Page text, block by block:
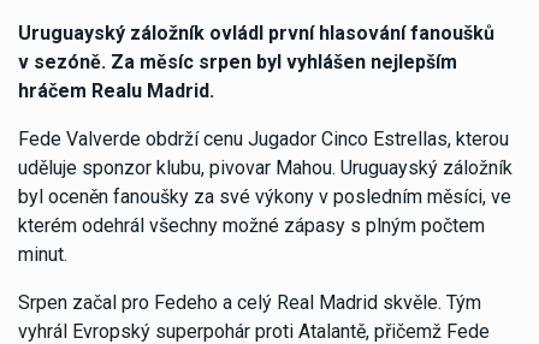
Uruguayský záložník ovládl první hlasování fanoušků
v sezóně. Za měsíc srpen byl vyhlášen nejlepším
hráčem Realu Madrid.
Fede Valverde obdrží cenu Jugador Cinco Estrellas, kterou
uděluje sponzor klubu, pivovar Mahou. Uruguayský záložník
byl oceněn fanoušky za své výkony v posledním měsíci, ve
kterém odehrál všechny možné zápasy s plným počtem
minut.
Srpen začal pro Fedeho a celý Real Madrid skvěle. Tým
vyhrál Evropský superpohár proti Atalantě, přičemž Fede